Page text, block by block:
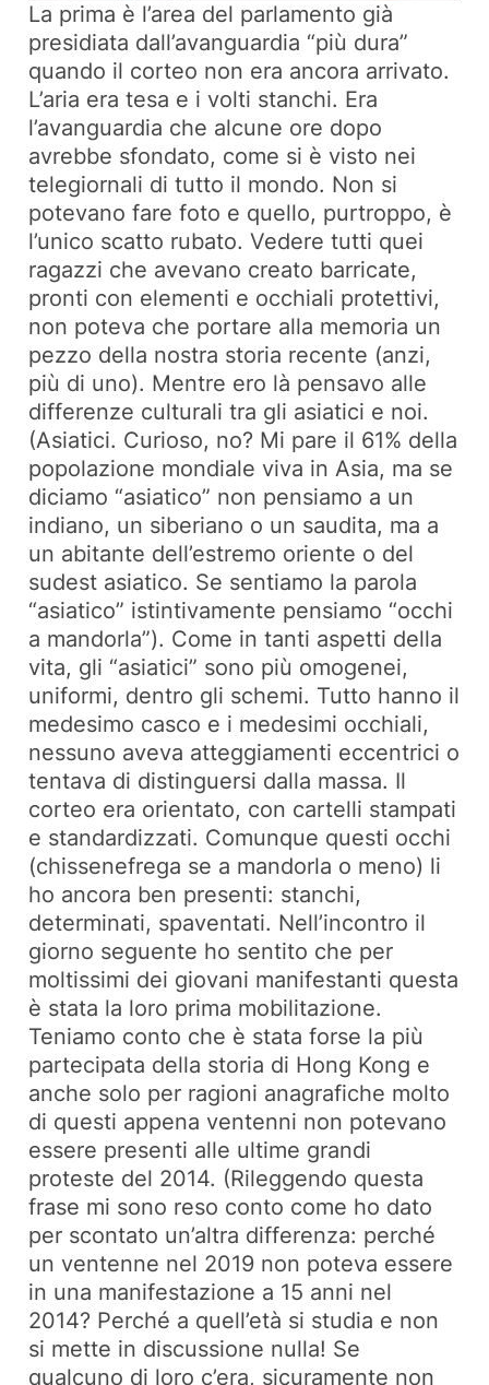
La prima è l’area del parlamento già
presidiata dall’avanguardia “più dura”
quando il corteo non era ancora arrivato.
L’aria era tesa e i volti stanchi. Era
l’avanguardia che alcune ore dopo
avrebbe sfondato, come si è visto nei
telegiornali di tutto il mondo. Non si
potevano fare foto e quello, purtroppo, è
l’unico scatto rubato. Vedere tutti quei
ragazzi che avevano creato barricate,
pronti con elementi e occhiali protettivi,
non poteva che portare alla memoria un
pezzo della nostra storia recente (anzi,
più di uno). Mentre ero là pensavo alle
differenze culturali tra gli asiatici e noi.
(Asiatici. Curioso, no? Mi pare il 61% della
popolazione mondiale viva in Asia, ma se
diciamo “asiatico” non pensiamo a un
indiano, un siberiano o un saudita, ma a
un abitante dell’estremo oriente o del
sudest asiatico. Se sentiamo la parola
“asiatico” istintivamente pensiamo “occhi
a mandorla”). Come in tanti aspetti della
vita, gli “asiatici” sono più omogenei,
uniformi, dentro gli schemi. Tutto hanno il
medesimo casco e i medesimi occhiali,
nessuno aveva atteggiamenti eccentrici o
tentava di distinguersi dalla massa. Il
corteo era orientato, con cartelli stampati
e standardizzati. Comunque questi occhi
(chissenefrega se a mandorla o meno) li
ho ancora ben presenti: stanchi,
determinati, spaventati. Nell’incontro il
giorno seguente ho sentito che per
moltissimi dei giovani manifestanti questa
è stata la loro prima mobilitazione.
Teniamo conto che è stata forse la più
partecipata della storia di Hong Kong e
anche solo per ragioni anagrafiche molto
di questi appena ventenni non potevano
essere presenti alle ultime grandi
proteste del 2014. (Rileggendo questa
frase mi sono reso conto come ho dato
per scontato un’altra differenza: perché
un ventenne nel 2019 non poteva essere
in una manifestazione a 15 anni nel
2014? Perché a quell’età si studia e non
si mette in discussione nulla! Se
qualcuno di loro c’era, sicuramente non